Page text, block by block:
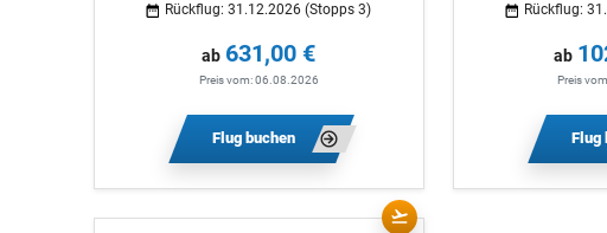
Rückflug: 31.12.2026 (Stopps 3)
ab 631,00 €
Preis vom: 06.08.2026
Flug buchen
Rückflug:
ab
Preis
Flug